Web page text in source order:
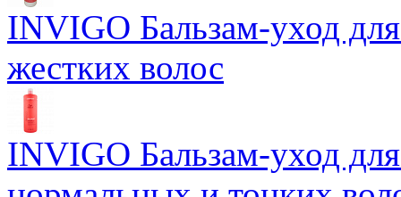
INVIGO Бальзам-уход
жестких волос
INVIGO Бальзам-уход